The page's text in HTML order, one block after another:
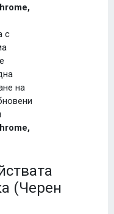
с
на
(Черен